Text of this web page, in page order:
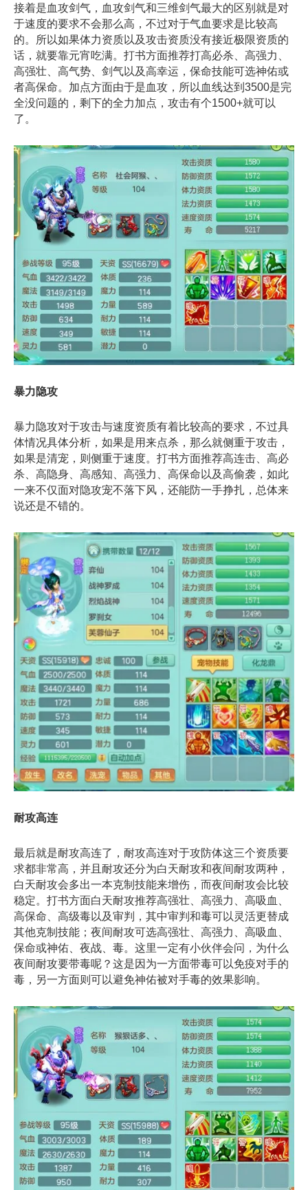
接着是血攻剑气，血攻剑气和三维剑气最大的区别就是对
于速度的要求不会那么高，不过对于气血要求是比较高
的。所以如果体力资质以及攻击资质没有接近极限资质的
话，就要靠元宵吃满。打书方面推荐打高必杀、高强力、
高强壮、高气势、剑气以及高幸运，保命技能可选神佑或
者高保命。加点方面由于是血攻，所以血线达到3500是完
全没问题的，剩下的全力加点，攻击有个1500+就可以
了。
暴力隐攻
暴力隐攻对于攻击与速度资质有着比较高的要求，不过具
体情况具体分析，如果是用来点杀，那么就侧重于攻击，
如果是清宠，则侧重于速度。打书方面推荐高连击、高必
杀、高隐身、高感知、高强力、高保命以及高偷袭，如此
一来不仅面对隐攻宠不落下风，还能防一手挣扎，总体来
说还是不错的。
耐攻高连
最后就是耐攻高连了，耐攻高连对于攻防体这三个资质要
求都非常高，并且耐攻还分为白天耐攻和夜间耐攻两种，
白天耐攻会多出一本克制技能来增伤，而夜间耐攻会比较
稳定。打书方面白天耐攻推荐高强壮、高强力、高吸血、
高保命、高级毒以及审判，其中审判和毒可以灵活更替成
其他克制技能；夜间耐攻可选高强壮、高强力、高吸血、
保命或神佑、夜战、毒。这里一定有小伙伴会问，为什么
夜间耐攻要带毒呢？这是因为一方面带毒可以免疫对手的
毒，另一方面则可以避免神佑被对手毒的效果影响。